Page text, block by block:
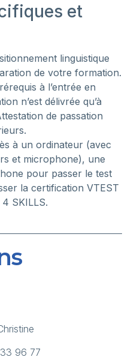
et
linguistique
de votre formation.
à l’entrée en
n’est délivrée qu’à
de passation
à un ordinateur (avec
et microphone), une
pour passer le test
la certification VTEST
SKILLS.
96 77